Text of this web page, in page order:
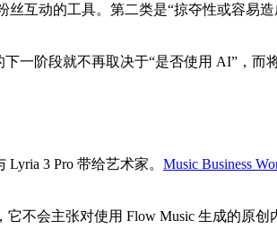
互动的工具。第二类是“掠夺性或容易
一阶段就不再取决于“是否使用 AI”，而
Lyria 3 Pro 带给艺术家。 Music Business
不会主张对使用 Flow Music 生成的原创